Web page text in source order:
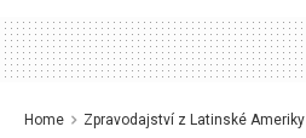
Home Zpravodajství z Latinské Ameriky